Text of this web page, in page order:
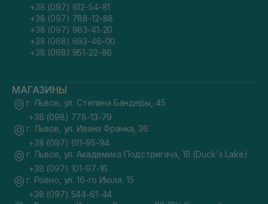
+38 (097) 612-54-81
+38 (097) 788-12-88
+38 (097) 983-41-20
+38 (068) 693-46-00
+38 (068) 951-22-86
МАГАЗИНЫ
г. Львов, ул. Степана Бандеры, 45
+38 (098) 778-13-79
г. Львов, ул. Ивана Франка, 36
+38 (097) 611-95-94
г. Львов, ул. Академика Подстригача, 1В (Duck's Lake)
+38 (097) 101-97-16
г. Ровно, ул. 16-го Июля, 15
+38 (097) 544-61-44